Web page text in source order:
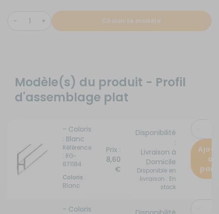
Choisir le modèle
Modèle(s) du produit - Profil
d'assemblage plat
- Coloris
: Blanc
Référence
: RG-
871184
Coloris :
Blanc
Prix :
8,60
€
Disponibilité
:
Livraison à
Domicile
Disponible en
livraison : En
stock
au
- Coloris